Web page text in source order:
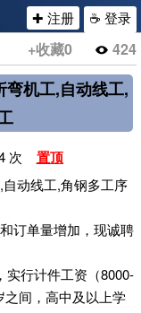
☕ 登录
✚ 注册
+收藏0 424
机工,自动线工,
次 置顶
动线工,角钢多工序
订单量增加，现诚聘
实行计件工资（8000-
之间，高中及以上学